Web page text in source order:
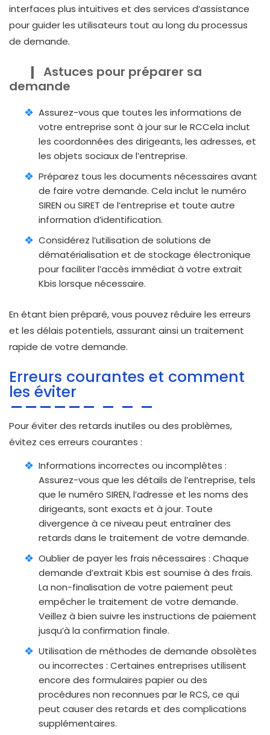
interfaces plus intuitives et des services d’assistance
pour guider les utilisateurs tout au long du processus
de demande.
Astuces pour préparer sa
demande
Assurez-vous que toutes les informations de
votre entreprise sont à jour sur le RCCela inclut
les coordonnées des dirigeants, les adresses, et
les objets sociaux de l’entreprise.
Préparez tous les documents nécessaires avant
de faire votre demande. Cela inclut le numéro
SIREN ou SIRET de l’entreprise et toute autre
information d’identification.
Considérez l’utilisation de solutions de
dématérialisation et de stockage électronique
pour faciliter l’accès immédiat à votre extrait
Kbis lorsque nécessaire.
En étant bien préparé, vous pouvez réduire les erreurs
et les délais potentiels, assurant ainsi un traitement
rapide de votre demande.
Erreurs courantes et comment
les éviter
Pour éviter des retards inutiles ou des problèmes,
évitez ces erreurs courantes :
Informations incorrectes ou incomplètes :
Assurez-vous que les détails de l’entreprise, tels
que le numéro SIREN, l’adresse et les noms des
dirigeants, sont exacts et à jour. Toute
divergence à ce niveau peut entraîner des
retards dans le traitement de votre demande.
Oublier de payer les frais nécessaires : Chaque
demande d’extrait Kbis est soumise à des frais.
La non-finalisation de votre paiement peut
empêcher le traitement de votre demande.
Veillez à bien suivre les instructions de paiement
jusqu’à la confirmation finale.
Utilisation de méthodes de demande obsolètes
ou incorrectes : Certaines entreprises utilisent
encore des formulaires papier ou des
procédures non reconnues par le RCS, ce qui
peut causer des retards et des complications
supplémentaires.